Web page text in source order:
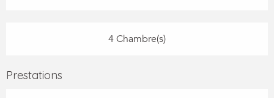
4 Chambre(s)
Prestations